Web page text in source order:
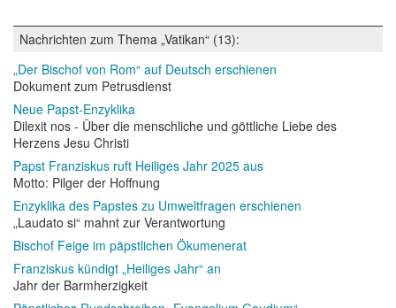
Nachrichten zum Thema „Vatikan“ (13):
„Der Bischof von Rom“ auf Deutsch erschienen
Dokument zum Petrusdienst
Neue Papst-Enzyklika
Dilexit nos - Über die menschliche und göttliche Liebe des
Herzens Jesu Christi
Papst Franziskus ruft Heiliges Jahr 2025 aus
Motto: Pilger der Hoffnung
Enzyklika des Papstes zu Umweltfragen erschienen
„Laudato si“ mahnt zur Verantwortung
Bischof Feige im päpstlichen Ökumenerat
Franziskus kündigt „Heiliges Jahr“ an
Jahr der Barmherzigkeit